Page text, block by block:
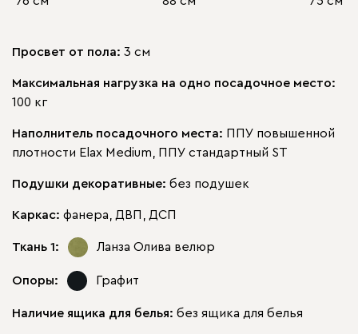
Просвет от пола: 3 см
Максимальная нагрузка на одно посадочное место:
100 кг
Наполнитель посадочного места: ППУ повышенной
плотности Elax Medium, ППУ стандартный ST
Подушки декоративные: без подушек
Каркас: фанера, ДВП, ДСП
Ткань 1: Ланза Олива велюр
Опоры: Графит
Наличие ящика для белья: без ящика для белья